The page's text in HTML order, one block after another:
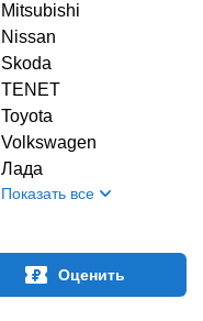
Mitsubishi
Nissan
Skoda
TENET
Toyota
Volkswagen
Лада
Показать все
Оценить